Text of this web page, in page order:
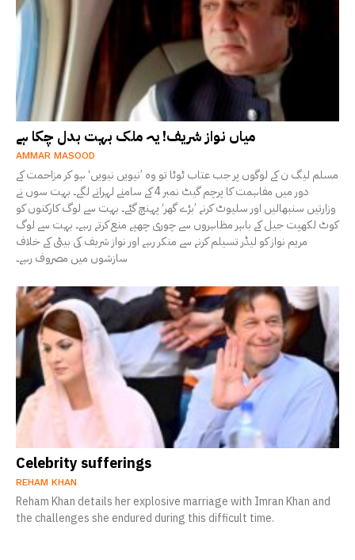
میاں نواز شریف! یہ ملک بہت بدل چکا ہے
AMMAR MASOOD
مسلم لیگ ن کے لوگوں پر جب عتاب ٹوٹا تو وہ ’نیویں نیویں‘ ہو کر مزاحمت کے
دور میں مفاہمت کا پرچم گیٹ نمبر 4 کے سامنے لہرانے لگے۔ بہت سوں نے
وزارتیں سنبھالیں اور سلیوٹ کرنے ’بڑے گھر‘ پہنچ گئے۔ بہت سے لوگ کارکنوں کو
کوٹ لکھپت جیل کے باہر مظاہروں سے چوری چھپے منع کرتے رہے۔ بہت سے لوگ
مریم نواز کو لیڈر تسیلم کرنے سے منکر رہے اور نواز شریف کی بیٹی کے خلاف
سازشوں میں مصروف رہے۔
Celebrity sufferings
REHAM KHAN
Reham Khan details her explosive marriage with Imran Khan and
the challenges she endured during this difficult time.